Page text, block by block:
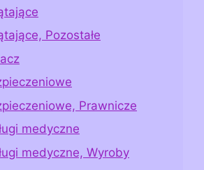
Pozostałe
Prawnicze
medyczne
medyczne, Wyroby